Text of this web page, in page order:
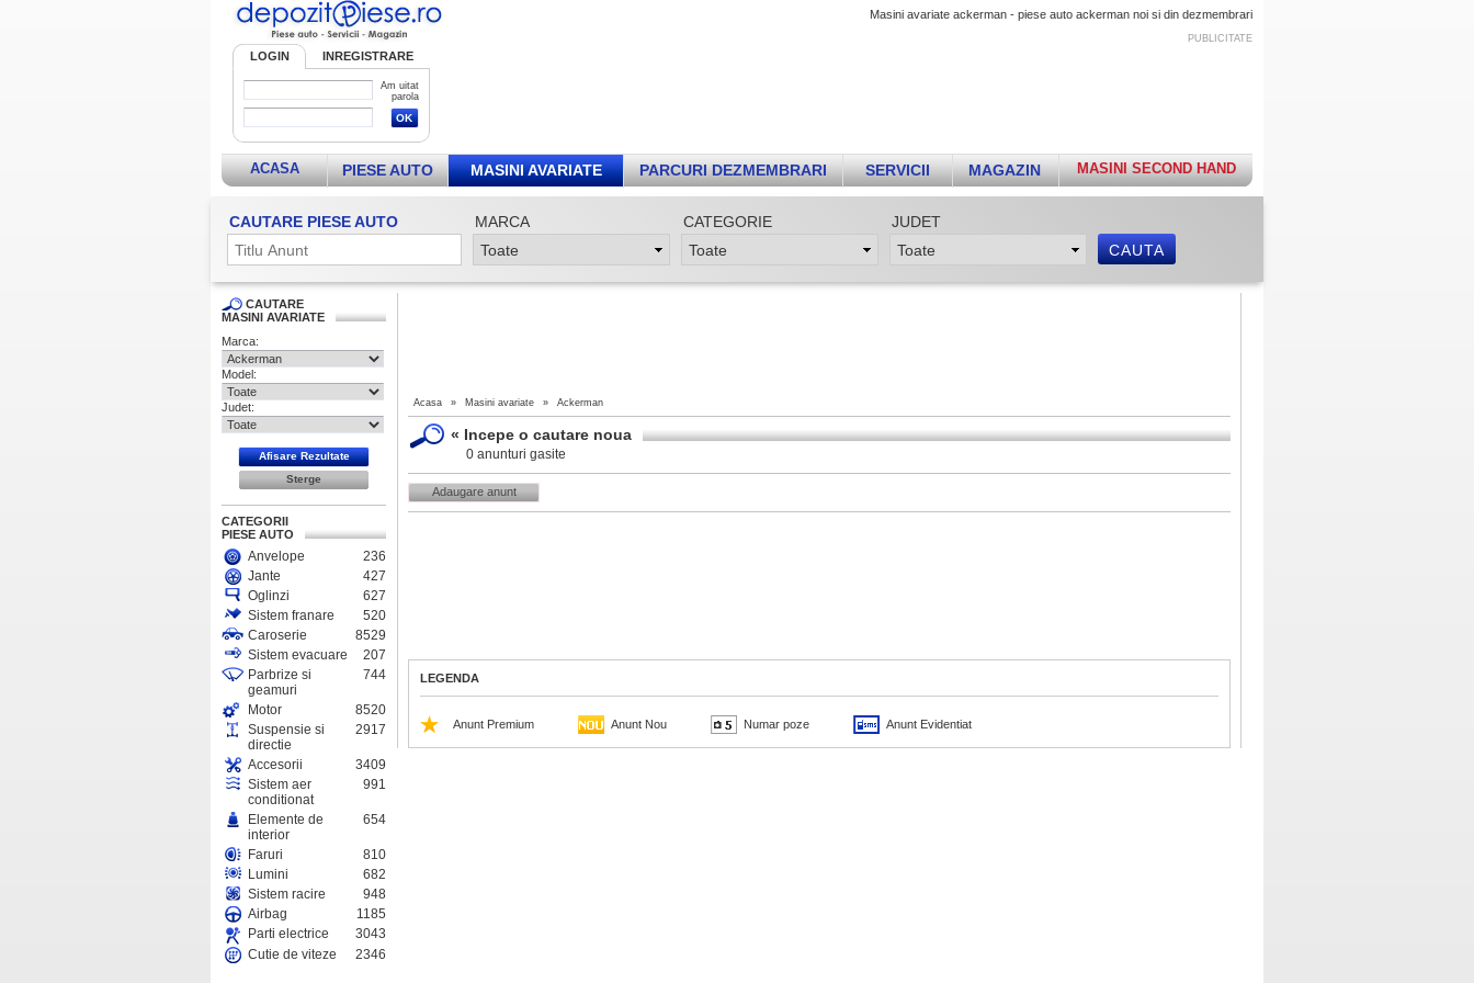
Masini avariate ackerman - piese auto ackerman noi si din dezmembrari
PUBLICITATE
LOGIN INREGISTRARE
Am uitat
parola
ACASA PIESE AUTO MASINI AVARIATE PARCURI DEZMEMBRARI SERVICII MAGAZIN MASINI SECOND HAND
CAUTARE PIESE AUTO MARCA CATEGORIE JUDET
CAUTARE
MASINI AVARIATE
Marca:
Model:
Judet:
CATEGORII
PIESE AUTO
Anvelope
236
Jante
427
Oglinzi
627
Sistem franare
520
Caroserie
8529
Sistem evacuare
207
Parbrize si
geamuri
744
Motor
8520
Suspensie si
directie
2917
Accesorii
3409
Sistem aer
conditionat
991
Elemente de
interior
654
Faruri
810
Lumini
682
Sistem racire
948
Airbag
1185
Parti electrice
3043
Cutie de viteze
2346
Acasa » Masini avariate » Ackerman
« Incepe o cautare noua
0 anunturi gasite
Adaugare anunt
LEGENDA
Anunt Premium Anunt Nou Numar poze Anunt Evidentiat